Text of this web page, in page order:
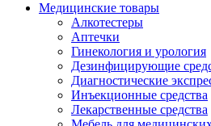
Медицинские товары
Алкотестеры
Аптечки
Гинекология и урология
Дезинфицирующие
Диагностические
Инъекционные средства
Лекарственные средства